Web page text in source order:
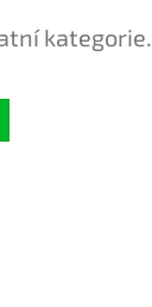
kategorie.